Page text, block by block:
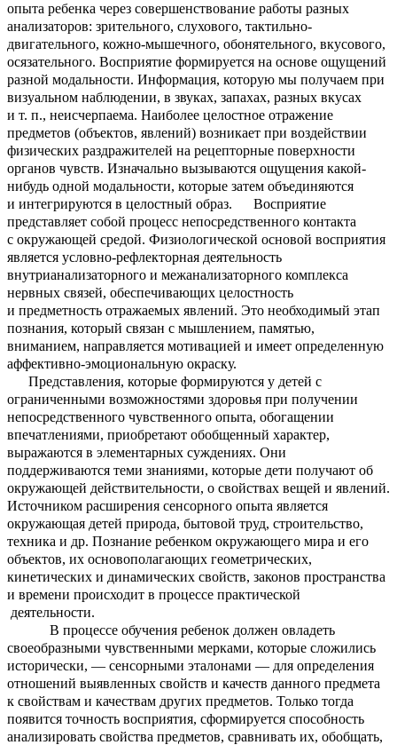
опыта ребенка через совершенствование работы разных
анализаторов: зрительного, слухового, тактильно-
двигательного, кожно-мышечного, обонятельного, вкусового,
осязательного. Восприятие формируется на основе ощущений
разной модальности. Информация, которую мы получаем при
визуальном наблюдении, в звуках, запахах, разных вкусах
и т. п., неисчерпаема. Наиболее целостное отражение
предметов (объектов, явлений) возникает при воздействии
физических раздражителей на рецепторные поверхности
органов чувств. Изначально вызываются ощущения какой-
нибудь одной модальности, которые затем объединяются
и интегрируются в целостный образ. Восприятие
представляет собой процесс непосредственного контакта
с окружающей средой. Физиологической основой восприятия
является условно-рефлекторная деятельность
внутрианализаторного и межанализаторного комплекса
нервных связей, обеспечивающих целостность
и предметность отражаемых явлений. Это необходимый этап
познания, который связан с мышлением, памятью,
вниманием, направляется мотивацией и имеет определенную
аффективно-эмоциональную окраску.
Представления, которые формируются у детей с
ограниченными возможностями здоровья при получении
непосредственного чувственного опыта, обогащении
впечатлениями, приобретают обобщенный характер,
выражаются в элементарных суждениях. Они
поддерживаются теми знаниями, которые дети получают об
окружающей действительности, о свойствах вещей и явлений.
Источником расширения сенсорного опыта является
окружающая детей природа, бытовой труд, строительство,
техника и др. Познание ребенком окружающего мира и его
объектов, их основополагающих геометрических,
кинетических и динамических свойств, законов пространства
и времени происходит в процессе практической
деятельности.
В процессе обучения ребенок должен овладеть
своеобразными чувственными мерками, которые сложились
исторически, — сенсорными эталонами — для определения
отношений выявленных свойств и качеств данного предмета
к свойствам и качествам других предметов. Только тогда
появится точность восприятия, сформируется способность
анализировать свойства предметов, сравнивать их, обобщать,